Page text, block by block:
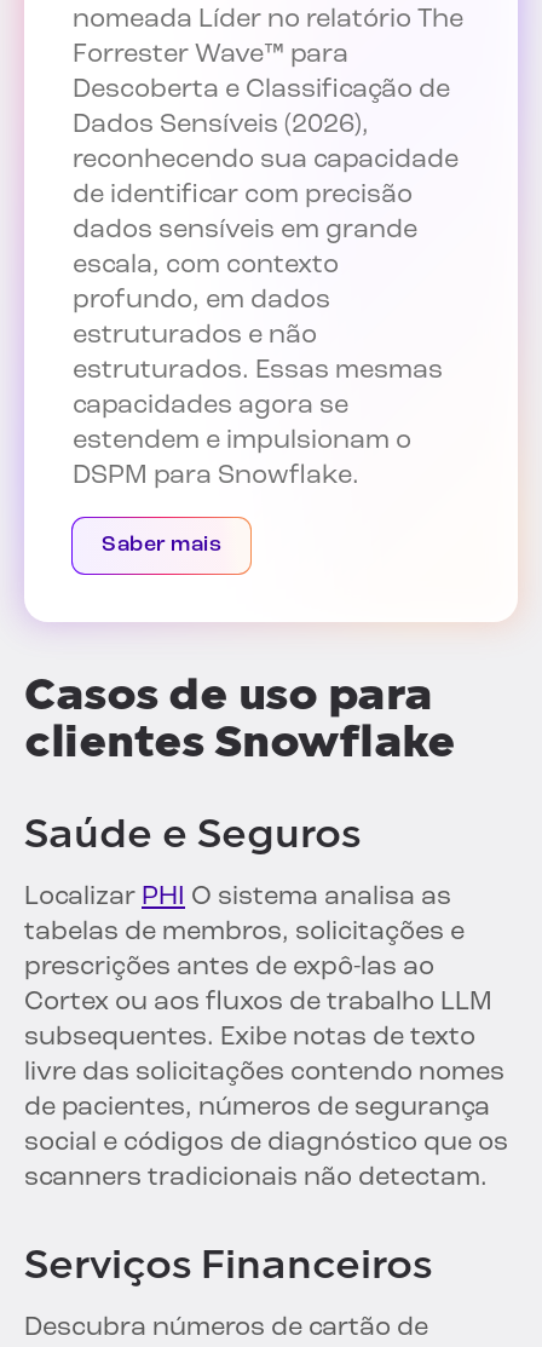
nomeada Líder no relatório The
Forrester Wave™ para
Descoberta e Classificação de
Dados Sensíveis (2026),
reconhecendo sua capacidade
de identificar com precisão
dados sensíveis em grande
escala, com contexto
profundo, em dados
estruturados e não
estruturados. Essas mesmas
capacidades agora se
estendem e impulsionam o
DSPM para Snowflake.
Saber mais
Casos de uso para
clientes Snowflake
Saúde e Seguros
Localizar PHI O sistema analisa as
tabelas de membros, solicitações e
prescrições antes de expô-las ao
Cortex ou aos fluxos de trabalho LLM
subsequentes. Exibe notas de texto
livre das solicitações contendo nomes
de pacientes, números de segurança
social e códigos de diagnóstico que os
scanners tradicionais não detectam.
Serviços Financeiros
Descubra números de cartão de